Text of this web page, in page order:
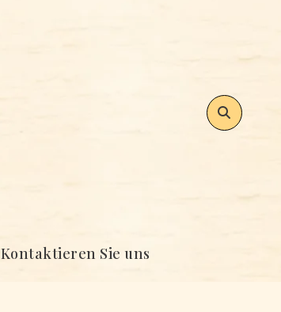
Kontaktieren Sie uns